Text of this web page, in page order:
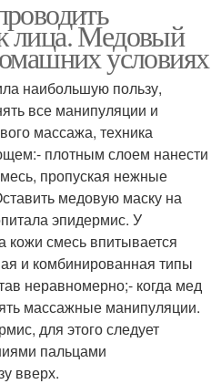
лица. Медовый
условиях
наибольшую пользу,
все манипуляции и
массажа, техника
плотным слоем нанести
пропуская нежные
медовую маску на
эпидермис. У
кожи смесь впитывается
и комбинированная типы
неравномерно;- когда мед
массажные манипуляции.
для этого следует
пальцами
вверх.